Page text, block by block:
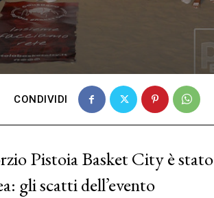
CONDIVIDI
Pistoia Basket City è
gli scatti dell’evento